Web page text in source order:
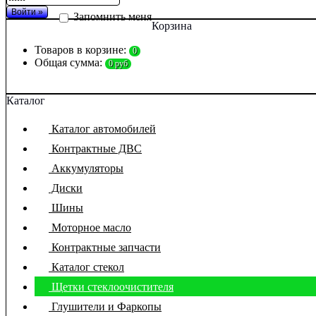
Запомнить меня
Корзина
Товаров в корзине:
0
Общая сумма: 0 руб
Каталог
Каталог автомобилей
Контрактные ДВС
Аккумуляторы
Диски
Шины
Моторное масло
Контрактные запчасти
Каталог стекол
Щетки стеклоочистителя
Глушители и Фаркопы